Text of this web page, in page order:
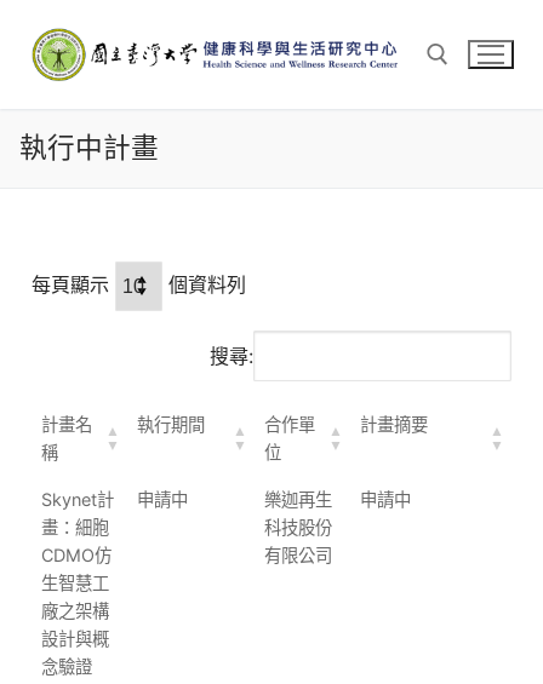
執行中計畫
每頁顯示 個資料列
搜尋:
計畫名
稱
執行期間
合作單
位
計畫摘要
Skynet計
畫：細胞
CDMO仿
生智慧工
廠之架構
設計與概
念驗證
申請中
樂迦再生
科技股份
有限公司
申請中